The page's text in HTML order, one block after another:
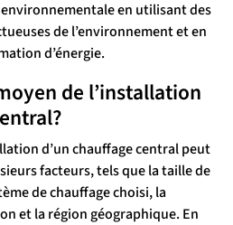
en utilisant des
de l’environnement et en
d’énergie.
de l’installation
d’un chauffage central peut
facteurs, tels que la taille de
de chauffage choisi, la
et la région géographique. En